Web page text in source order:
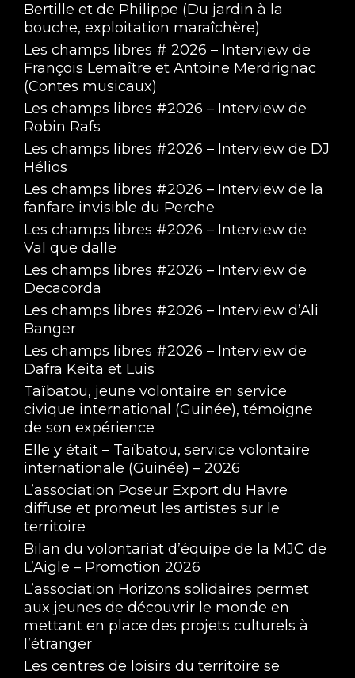
Bertille et de Philippe (Du jardin à la
bouche, exploitation maraîchère)
Les champs libres # 2026 – Interview de
François Lemaître et Antoine Merdrignac
(Contes musicaux)
Les champs libres #2026 – Interview de
Robin Rafs
Les champs libres #2026 – Interview de DJ
Hélios
Les champs libres #2026 – Interview de la
fanfare invisible du Perche
Les champs libres #2026 – Interview de
Val que dalle
Les champs libres #2026 – Interview de
Decacorda
Les champs libres #2026 – Interview d’Ali
Banger
Les champs libres #2026 – Interview de
Dafra Keita et Luis
Taïbatou, jeune volontaire en service
civique international (Guinée), témoigne
de son expérience
Elle y était – Taïbatou, service volontaire
internationale (Guinée) – 2026
L’association Poseur Export du Havre
diffuse et promeut les artistes sur le
territoire
Bilan du volontariat d’équipe de la MJC de
L’Aigle – Promotion 2026
L’association Horizons solidaires permet
aux jeunes de découvrir le monde en
mettant en place des projets culturels à
l’étranger
Les centres de loisirs du territoire se